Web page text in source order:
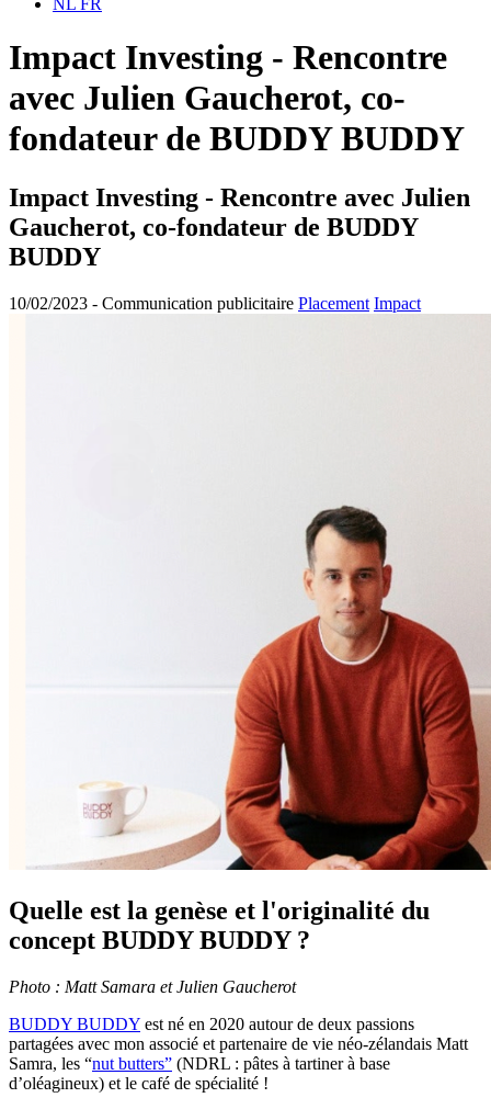
NL FR
Impact Investing - Rencontre
avec Julien Gaucherot, co-
fondateur de BUDDY BUDDY
Impact Investing - Rencontre avec Julien
Gaucherot, co-fondateur de BUDDY
BUDDY
10/02/2023 - Communication publicitaire Placement Impact
Quelle est la genèse et l'originalité du
concept BUDDY BUDDY ?
Photo : Matt Samara et Julien Gaucherot
BUDDY BUDDY est né en 2020 autour de deux passions
partagées avec mon associé et partenaire de vie néo-zélandais Matt
Samra, les “nut butters” (NDRL : pâtes à tartiner à base
d’oléagineux) et le café de spécialité !